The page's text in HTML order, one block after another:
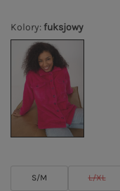
Kolory:fuksjowy
S/M L/XL